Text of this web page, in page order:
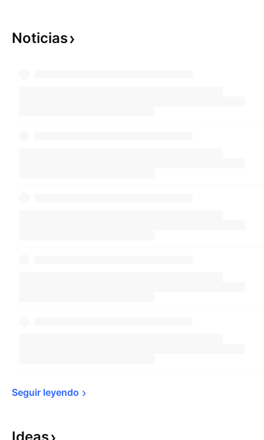
Noticias
Seguir leyendo